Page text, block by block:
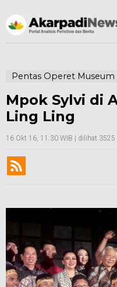
Pentas Operet Museum
Mpok Sylvi di
Ling Ling
16 Okt 16, 11:30 WIB | dilihat 3525